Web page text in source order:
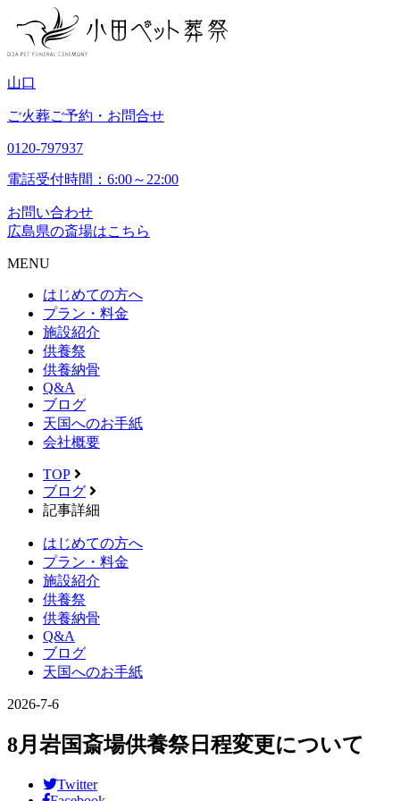
山口
ご火葬ご予約・お問合せ
0120-797937
電話受付時間：6:00～22:00
お問い合わせ
広島県の斎場はこちら
MENU
はじめての方へ
プラン・料金
施設紹介
供養祭
供養納骨
Q&A
ブログ
天国へのお手紙
会社概要
TOP
ブログ
記事詳細
はじめての方へ
プラン・料金
施設紹介
供養祭
供養納骨
Q&A
ブログ
天国へのお手紙
2026-7-6
8月岩国斎場供養祭日程変更について
Twitter